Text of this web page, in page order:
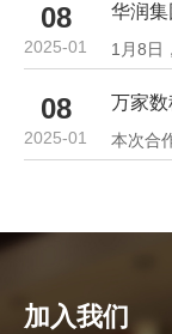
08
2025-01
08
2025-01
加入我们